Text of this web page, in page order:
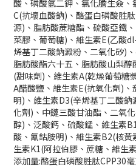
酸、磷酸氫二鉀、氯化膽生僉
C(抗壞血酸鈉)、酪蛋白磷酸胜
源)、脂肪酸蔗糖酯、硫酸亞鐵
菜膠、葡萄糖)、維生素E(乙酸
烯基丁二酸鈉澱粉、二氧化矽)
脂肪酸酯六十五、脂肪酸山梨
(甜味劑)、維生素A(乾燥葡萄糖
A醋酸鹽、維生素E(抗氧化劑)
明)、維生素D3(辛烯基丁二酸
化劑)、中鏈三酸甘油酯、二氧
醇)、泛酸鈣、硫酸錳、維生素
酸、氰鈷胺明)、維生素B2(核
生素K1(阿拉伯膠、蔗糖、維生
添加量:酪蛋白磷酸胜肽CPP30毫